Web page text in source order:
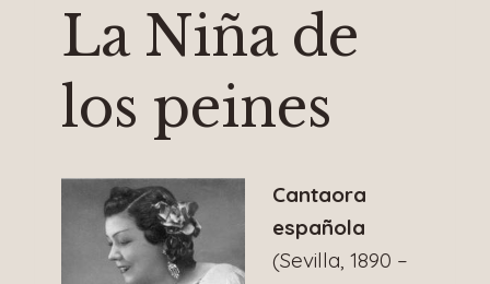
La Niña de
los peines
Cantaora
española
(Sevilla, 1890 –